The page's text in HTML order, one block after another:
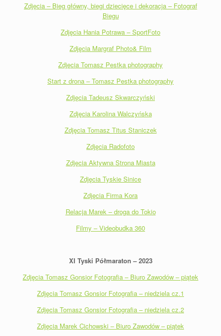
Zdjęcia – Bieg główny, biegi dziecięce i dekoracja – Fotograf
Biegu
Zdjęcia Hania Potrawa – SportFoto
Zdjęcia Margraf Photo& Film
Zdjęcia Tomasz Pestka photography
Start z drona – Tomasz Pestka photography
Zdjęcia Tadeusz Skwarczyński
Zdjęcia Karolina Walczyńska
Zdjęcia Tomasz Titus Staniczek
Zdjęcia Radofoto
Zdjęcia Aktywna Strona Miasta
Zdjęcia Tyskie Sinice
Zdjęcia Firma Kora
Relacja Marek – droga do Tokio
Filmy – Videobudka 360
XI Tyski Półmaraton – 2023
Zdjęcia Tomasz Gonsior Fotografia – Biuro Zawodów – piątek
Zdjęcia Tomasz Gonsior Fotografia – niedziela cz.1
Zdjęcia Tomasz Gonsior Fotografia – niedziela cz.2
Zdjęcia Marek Cichowski – Biuro Zawodów – piątek